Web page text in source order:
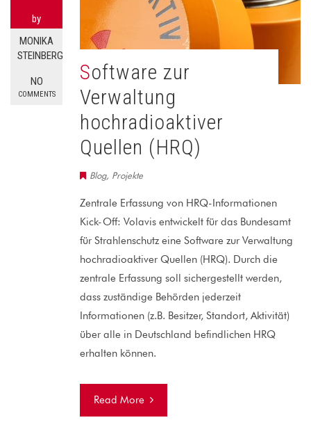
by
MONIKA
STEINBERG
NO
COMMENTS
Software zur
Verwaltung
hochradioaktiver
Quellen (HRQ)
Blog, Projekte
Zentrale Erfassung von HRQ-Informationen
Kick-Off: Volavis entwickelt für das Bundesamt
für Strahlenschutz eine Software zur Verwaltung
hochradioaktiver Quellen (HRQ). Durch die
zentrale Erfassung soll sichergestellt werden,
dass zuständige Behörden jederzeit
Informationen (z.B. Besitzer, Standort, Aktivität)
über alle in Deutschland befindlichen HRQ
erhalten können.
Read More